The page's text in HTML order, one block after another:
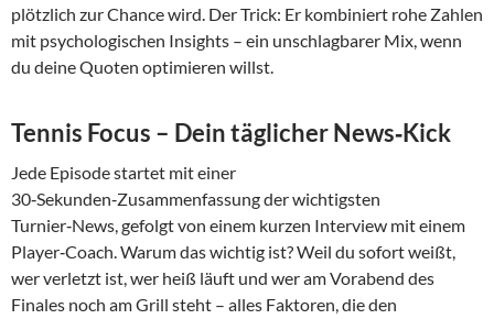
plötzlich zur Chance wird. Der Trick: Er kombiniert rohe Zahlen
mit psychologischen Insights – ein unschlagbarer Mix, wenn
du deine Quoten optimieren willst.
Tennis Focus – Dein täglicher News‑Kick
Jede Episode startet mit einer
30‑Sekunden‑Zusammenfassung der wichtigsten
Turnier‑News, gefolgt von einem kurzen Interview mit einem
Player‑Coach. Warum das wichtig ist? Weil du sofort weißt,
wer verletzt ist, wer heiß läuft und wer am Vorabend des
Finales noch am Grill steht – alles Faktoren, die den